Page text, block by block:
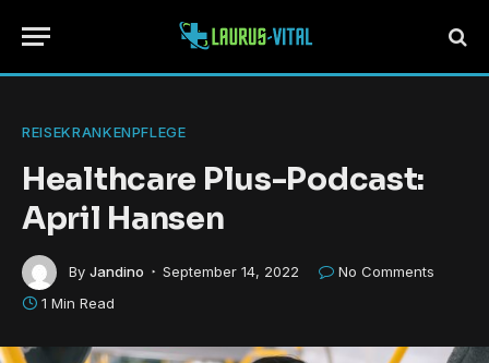
REISEKRANKENPFLEGE
Healthcare Plus-Podcast:
April Hansen
By Jandino September 14, 2022
No Comments
1 Min Read